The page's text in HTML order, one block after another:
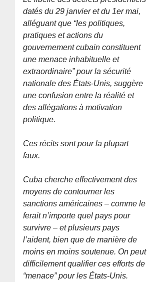
datés du 29 janvier et du 1er mai,
alléguant que “les politiques,
pratiques et actions du
gouvernement cubain constituent
une menace inhabituelle et
extraordinaire”pour la sécurité
nationale des États-Unis, suggère
une confusion entre la réalité et
des allégations à motivation
politique.
Ces récits sont pour la plupart
faux.
Cuba cherche effectivement des
moyens de contourner les
sanctions américaines – comme le
ferait n’importe quel pays pour
survivre – et plusieurs pays
l’aident, bien que de manière de
moins en moins soutenue. On peut
difficilement qualifier ces efforts de
“menace” pour les États-Unis.